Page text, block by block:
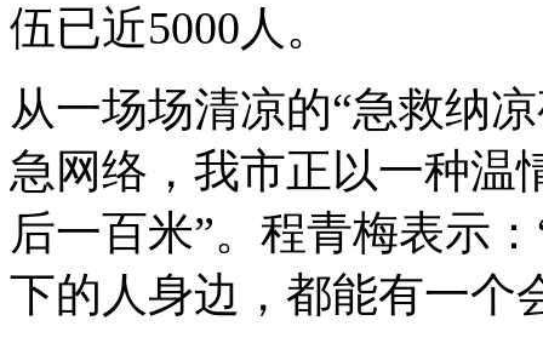
伍已近5000人。
从一场场清凉的“急救纳
急网络，我市正以一种温
后一百米”。程青梅表示
下的人身边，都能有一个